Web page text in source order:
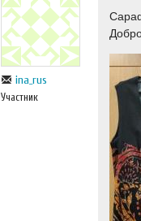
ina_rus
Участник